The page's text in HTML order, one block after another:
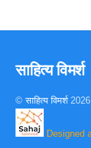
साहित्य विमर्श
©साहित्य विमर्श2026
Designed